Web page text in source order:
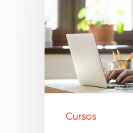
Cursos